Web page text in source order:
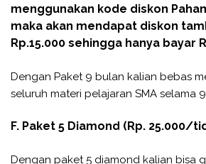
menggunakan kode diskon
maka akan mendapat diskon
Rp.15.000 sehingga hanya bayar
Dengan Paket 9 bulan kalian bebas
seluruh materi pelajaran SMA selama
F. Paket 5 Diamond (Rp. 25.000/
Dengan paket 5 diamond kalian bisa